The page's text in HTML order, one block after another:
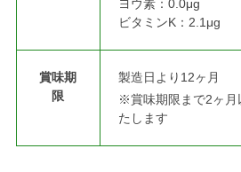
ヨウ素：0.0μg
ビタミンK：2.1μg
賞味期
限
製造日より12ヶ月
※賞味期限まで2ヶ月
たします